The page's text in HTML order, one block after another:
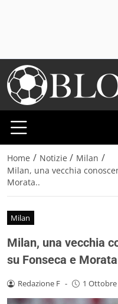
Home / Notizie / Milan /
Milan, una vecchia
Morata..
Milan
Milan, una vecchia
su Fonseca e
Redazione F - 1 Ottobre